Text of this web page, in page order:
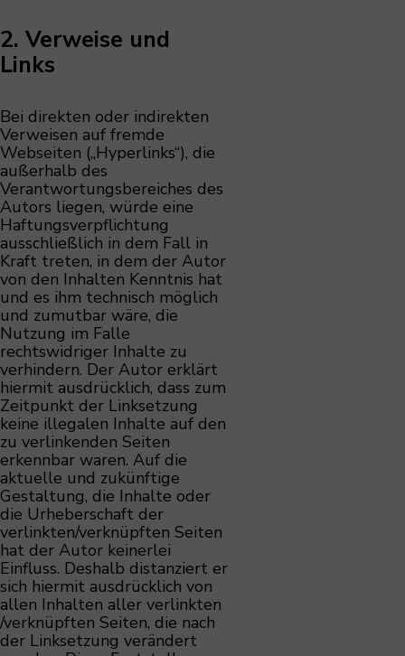
2. Verweise und
Links
Bei direkten oder indirekten
Verweisen auf fremde
Webseiten („Hyperlinks“), die
außerhalb des
Verantwortungsbereiches des
Autors liegen, würde eine
Haftungsverpflichtung
ausschließlich in dem Fall in
Kraft treten, in dem der Autor
von den Inhalten Kenntnis hat
und es ihm technisch möglich
und zumutbar wäre, die
Nutzung im Falle
rechtswidriger Inhalte zu
verhindern. Der Autor erklärt
hiermit ausdrücklich, dass zum
Zeitpunkt der Linksetzung
keine illegalen Inhalte auf den
zu verlinkenden Seiten
erkennbar waren. Auf die
aktuelle und zukünftige
Gestaltung, die Inhalte oder
die Urheberschaft der
verlinkten/verknüpften Seiten
hat der Autor keinerlei
Einfluss. Deshalb distanziert er
sich hiermit ausdrücklich von
allen Inhalten aller verlinkten
/verknüpften Seiten, die nach
der Linksetzung verändert